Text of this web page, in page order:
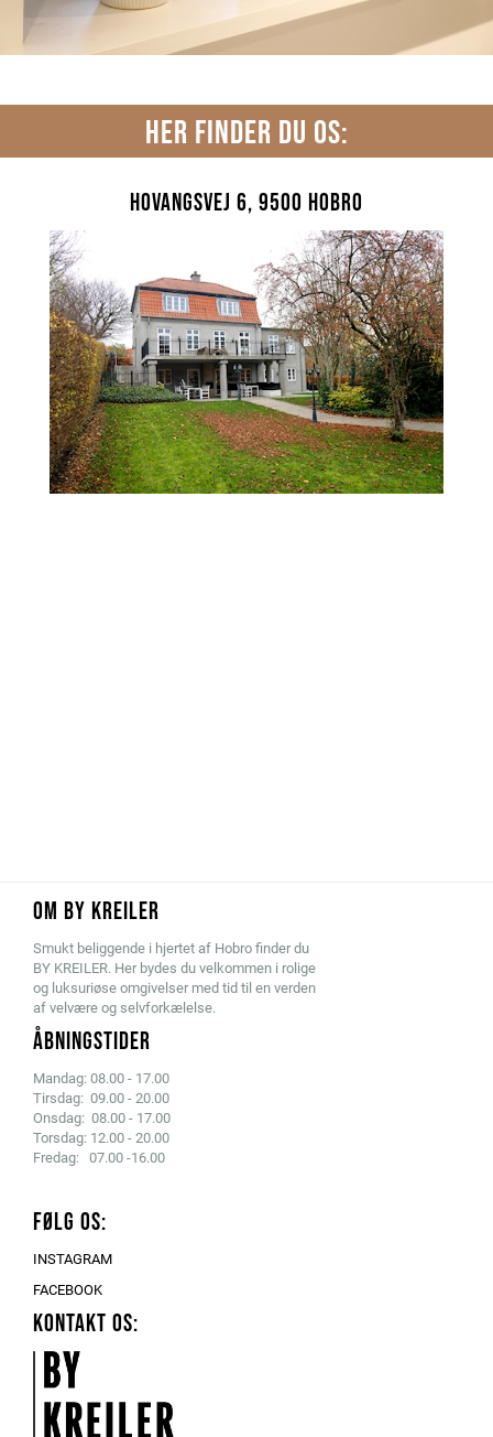
HER FINDER DU OS:
Hovangsvej 6, 9500 Hobro
OM BY KREILER
Smukt beliggende i hjertet af Hobro finder du
BY KREILER. Her bydes du velkommen i rolige
og luksuriøse omgivelser med tid til en verden
af velvære og selvforkælelse.
ÅBNINGSTIDER
Mandag: 08.00 - 17.00
Tirsdag: 09.00 - 20.00
Onsdag: 08.00 - 17.00
Torsdag: 12.00 - 20.00
Fredag: 07.00 -16.00
FØLG OS:
INSTAGRAM
FACEBOOK
KONTAKT OS: